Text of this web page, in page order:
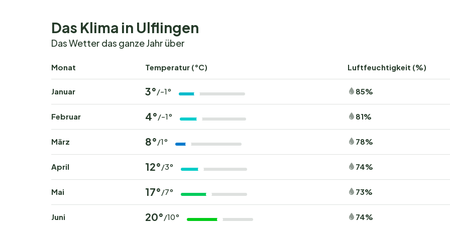
Ob Zelt, Wohnwagen oder Wohnmobil: Camping Troisvierges bietet großzügige Stellplätze mit allen
wichtigen Einrichtungen. Wer etwas Besonderes sucht, findet
Terrasse und Parkmöglichkeit.
Kinderfreundliche Stellplätze sorgen für eine sichere, angenehme Umgebung für die Kleinen – mit
schattigen Plätzen und autofreien Bereichen. Und wer noch mehr Komfort möchte, wählt Stellplätze mit
privatem Sanitärbereich und Wasseranschluss.
Die Umgebung entdecken: Abenteuer und Kultur
Die Region rund um Troisvierges ist ein Paradies für Naturliebhaber und Abenteurer. Erkunden Sie die
bekannte Vennbahn und das RaVEL-Radwegenetz oder wählen Sie eine der 17 ausgeschilderten
lokale Dorfmärkte und Feste an, die Einblicke in luxemburgische Traditionen geben.
Das Klima in Ulflingen
Das Wetter das ganze Jahr über
Monat Temperatur (°C) Luftfeuchtigkeit (%)
Januar 3°/-1° 85%
Februar 4°/-1° 81%
März 8°/1° 78%
April 12°/3° 74%
Mai 17°/7° 73%
Juni 20°/10° 74%